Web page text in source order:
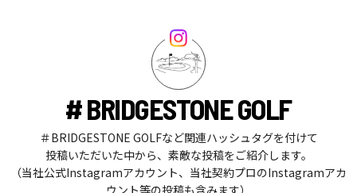
# BRIDGESTONE GOLF
＃BRIDGESTONE GOLFなど関連ハッシュタグを付けて
投稿いただいた中から、素敵な投稿をご紹介します。
（当社公式Instagramアカウント、当社契約プロのInstagramアカ
ウント等の投稿も含みます）